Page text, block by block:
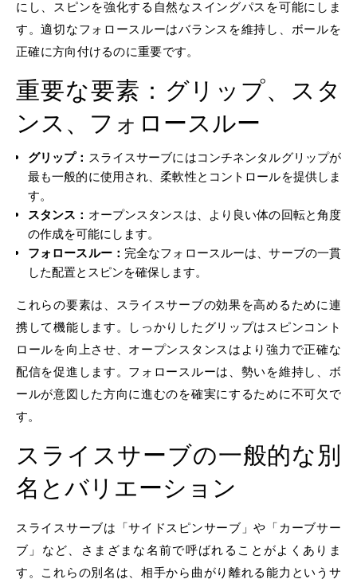
にし、スピンを強化する自然なスイングパスを可能にしま
す。適切なフォロースルーはバランスを維持し、ボールを
正確に方向付けるのに重要です。
重要な要素：グリップ、スタ
ンス、フォロースルー
グリップ： スライスサーブにはコンチネンタルグリップが
最も一般的に使用され、柔軟性とコントロールを提供しま
す。
スタンス： オープンスタンスは、より良い体の回転と角度
の作成を可能にします。
フォロースルー： 完全なフォロースルーは、サーブの一貫
した配置とスピンを確保します。
これらの要素は、スライスサーブの効果を高めるために連
携して機能します。しっかりしたグリップはスピンコント
ロールを向上させ、オープンスタンスはより強力で正確な
配信を促進します。フォロースルーは、勢いを維持し、ボ
ールが意図した方向に進むのを確実にするために不可欠で
す。
スライスサーブの一般的な別
名とバリエーション
スライスサーブは「サイドスピンサーブ」や「カーブサー
ブ」など、さまざまな名前で呼ばれることがよくありま
す。これらの別名は、相手から曲がり離れる能力というサ